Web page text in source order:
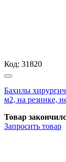
Код: 31820
Бахилы
м2, на резинке,
Товар
Запросить товар